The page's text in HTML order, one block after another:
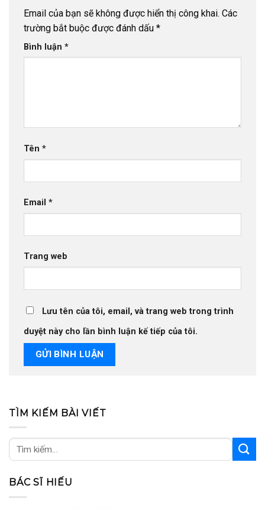
Email của bạn sẽ không được hiển thị công khai. Các
trường bắt buộc được đánh dấu *
Bình luận *
Tên *
Email *
Trang web
Lưu tên của tôi, email, và trang web trong trình
duyệt này cho lần bình luận kế tiếp của tôi.
TÌM KIẾM BÀI VIẾT
BÁC SĨ HIẾU